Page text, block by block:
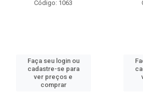
Código: 1063
Faça seu login ou
cadastre-se para
ver preços e
comprar